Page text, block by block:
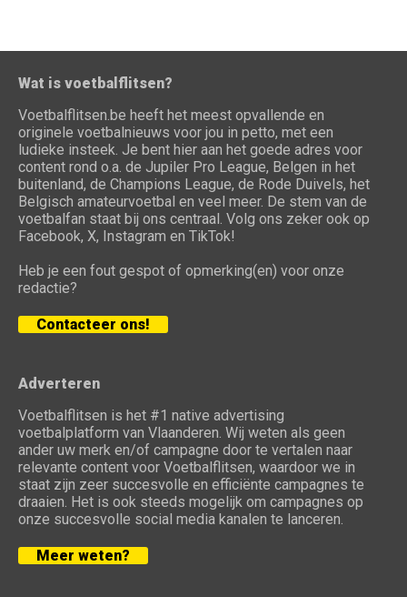
Wat is voetbalflitsen?
Voetbalflitsen.be heeft het meest opvallende en
originele voetbalnieuws voor jou in petto, met een
ludieke insteek. Je bent hier aan het goede adres voor
content rond o.a. de Jupiler Pro League, Belgen in het
buitenland, de Champions League, de Rode Duivels, het
Belgisch amateurvoetbal en veel meer. De stem van de
voetbalfan staat bij ons centraal. Volg ons zeker ook op
Facebook, X, Instagram en TikTok!
Heb je een fout gespot of opmerking(en) voor onze
redactie?
Contacteer ons!
Adverteren
Voetbalflitsen is het #1 native advertising
voetbalplatform van Vlaanderen. Wij weten als geen
ander uw merk en/of campagne door te vertalen naar
relevante content voor Voetbalflitsen, waardoor we in
staat zijn zeer succesvolle en efficiënte campagnes te
draaien. Het is ook steeds mogelijk om campagnes op
onze succesvolle social media kanalen te lanceren.
Meer weten?